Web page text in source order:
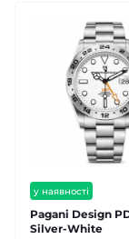
у наявності
безкоштовна
гарантія 12 міс
Pagani Design
Silver-White